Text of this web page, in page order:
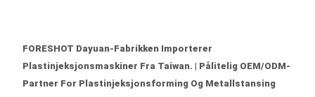
FORESHOT Dayuan-Fabrikken Importerer
Plastinjeksjonsmaskiner Fra Taiwan. | Pålitelig OEM/ODM-
Partner For Plastinjeksjonsforming Og Metallstansing